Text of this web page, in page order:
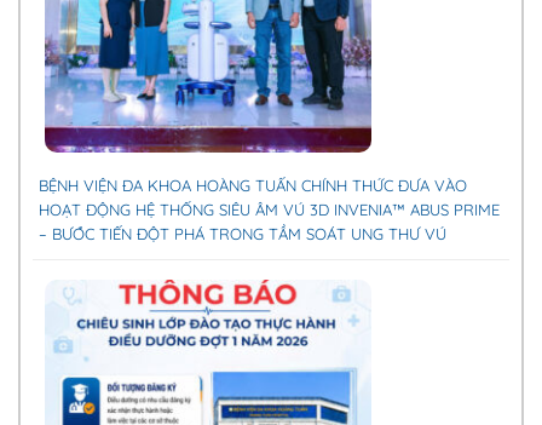
BỆNH VIỆN ĐA KHOA HOÀNG TUẤN CHÍNH THỨC ĐƯA VÀO
HOẠT ĐỘNG HỆ THỐNG SIÊU ÂM VÚ 3D INVENIA™ ABUS PRIME
– BƯỚC TIẾN ĐỘT PHÁ TRONG TẦM SOÁT UNG THƯ VÚ